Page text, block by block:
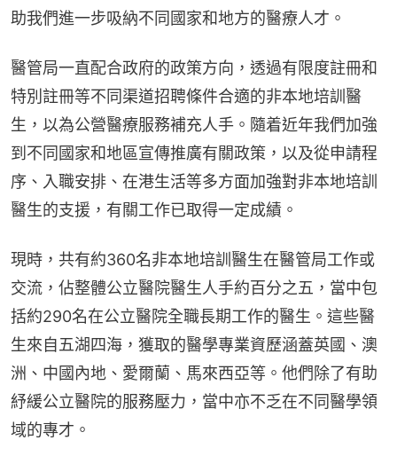
助我們進一步吸納不同國家和地方的醫療人才。
醫管局一直配合政府的政策方向，透過有限度註冊和
特別註冊等不同渠道招聘條件合適的非本地培訓醫
生，以為公營醫療服務補充人手。隨着近年我們加強
到不同國家和地區宣傳推廣有關政策，以及從申請程
序、入職安排、在港生活等多方面加強對非本地培訓
醫生的支援，有關工作已取得一定成績。
現時，共有約360名非本地培訓醫生在醫管局工作或
交流，佔整體公立醫院醫生人手約百分之五，當中包
括約290名在公立醫院全職長期工作的醫生。這些醫
生來自五湖四海，獲取的醫學專業資歷涵蓋英國、澳
洲、中國內地、愛爾蘭、馬來西亞等。他們除了有助
紓緩公立醫院的服務壓力，當中亦不乏在不同醫學領
域的專才。